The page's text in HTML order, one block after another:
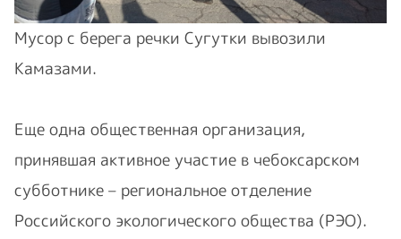
Мусор с берега речки Сугутки вывозили
Камазами.
Еще одна общественная организация,
принявшая активное участие в чебоксарском
субботнике – региональное отделение
Российского экологического общества (РЭО).